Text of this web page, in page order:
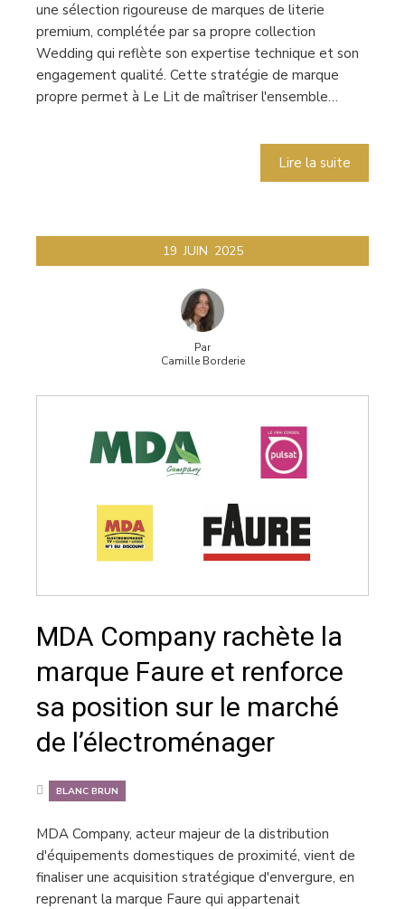
une sélection rigoureuse de marques de literie
premium, complétée par sa propre collection
Wedding qui reflète son expertise technique et son
engagement qualité. Cette stratégie de marque
propre permet à Le Lit de maîtriser l'ensemble…
Lire la suite
19 JUIN 2025
Par
Camille Borderie
MDA Company rachète la
marque Faure et renforce
sa position sur le marché
de l’électroménager
BLANC BRUN
MDA Company, acteur majeur de la distribution
d'équipements domestiques de proximité, vient de
finaliser une acquisition stratégique d'envergure, en
reprenant la marque Faure qui appartenait